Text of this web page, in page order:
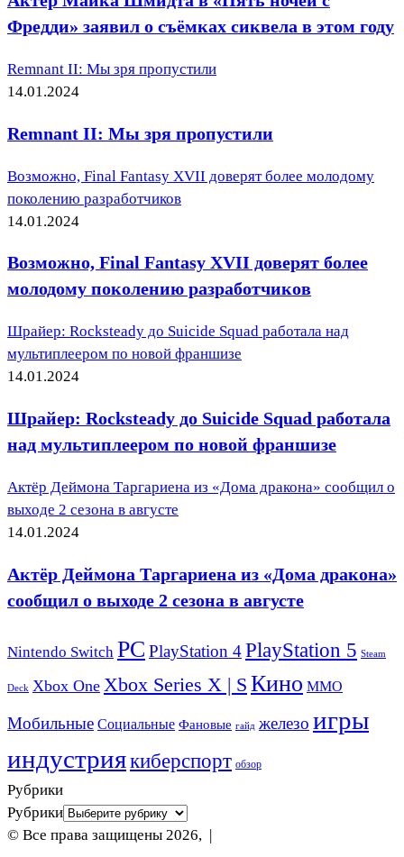
Фредди» заявил о съёмках сиквела в этом году
Remnant II: Мы зря пропустили
14.01.2024
Remnant II: Мы зря пропустили
Возможно, Final Fantasy XVII доверят более молодому
поколению разработчиков
14.01.2024
Возможно, Final Fantasy XVII доверят более
молодому поколению разработчиков
Шрайер: Rocksteady до Suicide Squad работала над
мультиплеером по новой франшизе
14.01.2024
Шрайер: Rocksteady до Suicide Squad работала
над мультиплеером по новой франшизе
Актёр Деймона Таргариена из «Дома дракона» сообщил о
выходе 2 сезона в августе
14.01.2024
Актёр Деймона Таргариена из «Дома дракона»
сообщил о выходе 2 сезона в августе
Nintendo Switch PC PlayStation 4PlayStation 5 Steam
Deck Xbox One Xbox Series X | S Кино ММО
Мобильные Социальные Фановые гайд железо игры
индустриякиберспорт обзор
Рубрики
Рубрики
© Все права защищены 2026, |